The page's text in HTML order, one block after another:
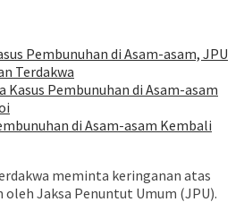
Pembunuhan di Asam-asam, JPU
Terdakwa
Kasus Pembunuhan di Asam-asam
di Asam-asam Kembali
meminta keringanan atas
Jaksa Penuntut Umum (JPU).